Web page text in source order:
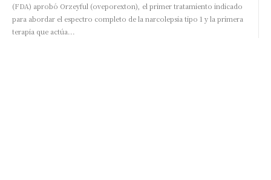
(FDA) aprobó Orzeyful (oveporexton), el primer tratamiento indicado
para abordar el espectro completo de la narcolepsia tipo 1 y la primera
terapia que actúa...